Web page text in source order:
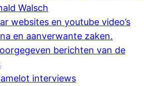
Walsch
websites en youtube video’s
en aanverwante zaken.
berichten van de
interviews